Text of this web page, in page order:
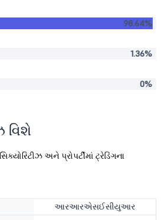
98.64%
1.36%
0%
વિશે
અને પ્રોપર્ટીમાં ટ્રેડિંગના
આરઆરએસઈસીયુઆર